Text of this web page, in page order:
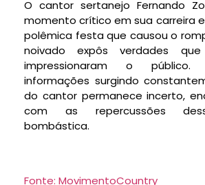
O cantor sertanejo Fernando
momento crítico em sua carreira
polêmica festa que causou o
noivado expôs verdades
impressionaram o
informações surgindo
do cantor permanece incerto,
com as repercussões
bombástica.
Fonte: MovimentoCountry